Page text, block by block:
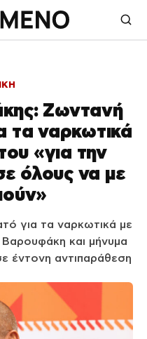
Ζωντανή
τα ναρκωτικά
«για την
όλους να με
για τα ναρκωτικά με
και μήνυμα
έντονη αντιπαράθεση